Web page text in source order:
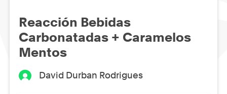
Reacción Bebidas
Carbonatadas + Caramelos
Mentos
David Durban Rodrigues